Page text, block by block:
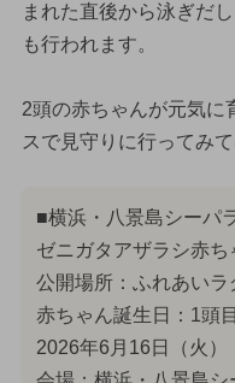
まれた直後から泳ぎだ
も行われます。
2頭の赤ちゃんが元気に
スで見守りに行ってみ
■横浜・八景島シーパ
ゼニガタアザラシ赤ち
公開場所：ふれあい
赤ちゃん誕生日：1頭
2026年6月16日（火）